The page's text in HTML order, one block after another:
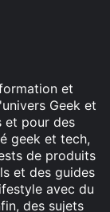
et
Geek et
et pour des
geek et tech,
de produits
et des guides
avec du
des sujets